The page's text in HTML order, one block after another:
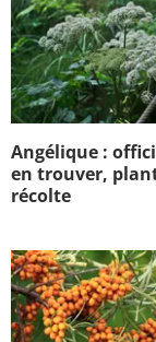
Angélique :
en trouver,
récolte